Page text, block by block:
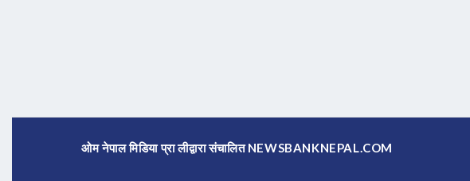
ओम नेपाल मिडिया प्रा लीद्वारा संचालित NEWSBANKNEPAL.COM